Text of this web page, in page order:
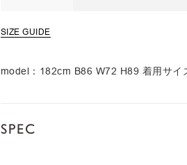
SIZE GUIDE
model：182cm B86 W72 H89 着用サイ
SPEC